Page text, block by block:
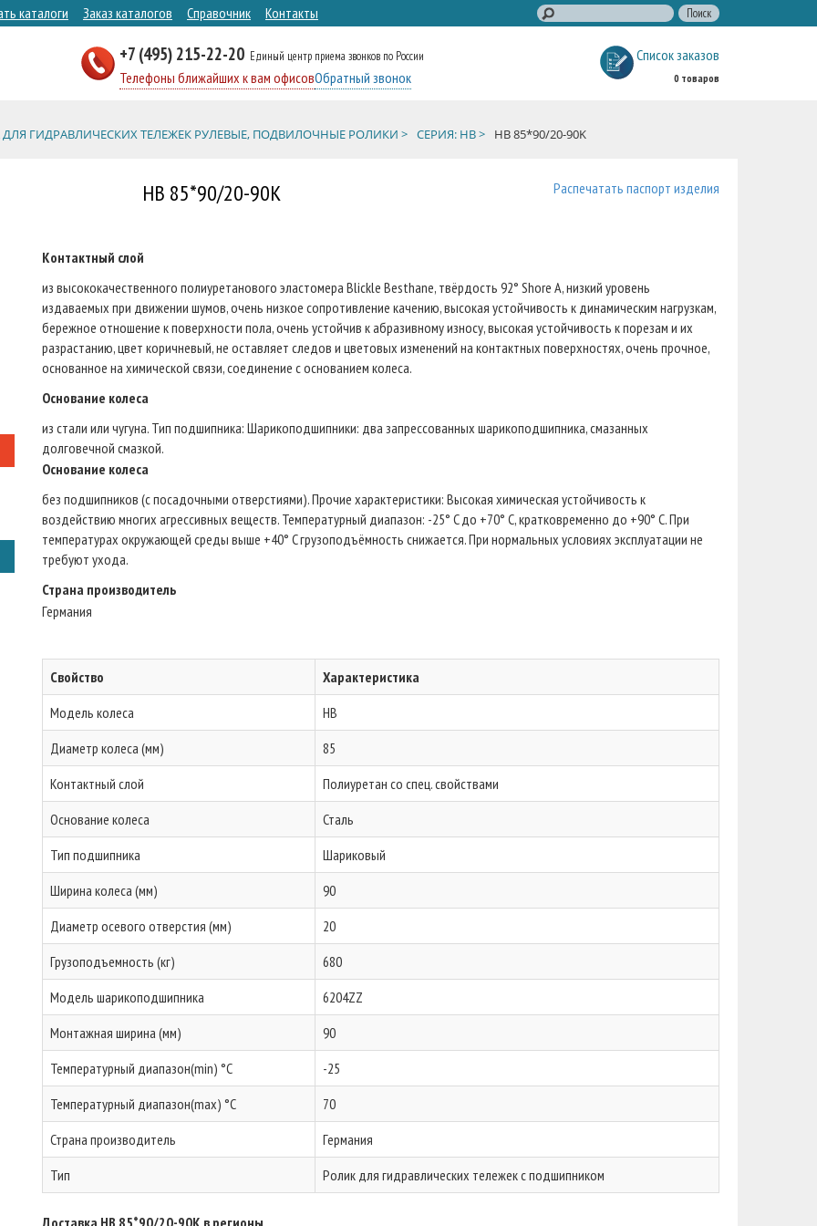
каталоги Заказ каталогов Справочник Контакты
+7 (495) 215-22-20 Единый центр приема звонков по России
Телефоны ближайших к вам офисовОбратный звонок
Список заказов
0 товаров
ДЛЯ ГИДРАВЛИЧЕСКИХ ТЕЛЕЖЕК РУЛЕВЫЕ, ПОДВИЛОЧНЫЕ РОЛИКИ > СЕРИЯ: HB > HB 85*90/20-90K
HB 85*90/20-90K Распечатать паспорт изделия
Контактный слой
из высококачественного полиуретанового эластомера Blickle Besthane, твёрдость 92° Shore A, низкий уровень
издаваемых при движении шумов, очень низкое сопротивление качению, высокая устойчивость к динамическим нагрузкам,
бережное отношение к поверхности пола, очень устойчив к абразивному износу, высокая устойчивость к порезам и их
разрастанию, цвет коричневый, не оставляет следов и цветовых изменений на контактных поверхностях, очень прочное,
основанное на химической связи, соединение с основанием колеса.
Основание колеса
из стали или чугуна. Тип подшипникa: Шарикоподшипники: два запрессованных шарикоподшипника, смазанных
долговечной смазкой.
Основание колеса
без подшипников (с посадочными отверстиями). Прочие характеристики: Высокая химическая устойчивость к
воздействию многих агрессивных веществ. Температурный диапазон: -25° C до +70° C, кратковременно до +90° C. При
температурах окружающей среды выше +40° C грузоподъёмность снижается. При нормальных условиях эксплуатации не
требуют ухода.
Страна производитель
Германия
Свойство
Характеристика
Модель колеса
HB
Диаметр колеса (мм)
85
Контактный слой
Полиуретан со спец. свойствами
Основание колеса
Сталь
Тип подшипника
Шариковый
Ширина колеса (мм)
90
Диаметр осевого отверстия (мм)
20
Грузоподъемность (кг)
680
Модель шарикоподшипника
6204ZZ
Монтажная ширина (мм)
90
Температурный диапазон(min) °C
-25
Температурный диапазон(max) °C
70
Страна производитель
Германия
Тип
Ролик для гидравлических тележек с подшипником
Доставка HB 85*90/20-90K в регионы